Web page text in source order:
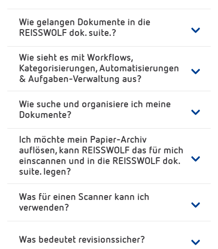
Wie gelangen Dokumente in die
REISSWOLF dok. suite.?
Wie sieht es mit Workflows,
Kategorisierungen, Automatisierungen
& Aufgaben-Verwaltung aus?
Wie suche und organisiere ich meine
Dokumente?
Ich möchte mein Papier-Archiv
auflösen, kann REISSWOLF das für mich
einscannen und in die REISSWOLF dok.
suite. legen?
Was für einen Scanner kann ich
verwenden?
Was bedeutet revisionssicher?